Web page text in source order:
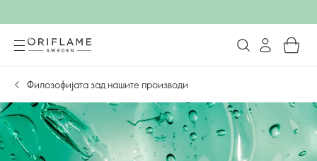
Филозофијата зад нашите производи